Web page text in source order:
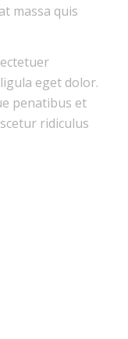
massa quis
eget dolor.
penatibus et
ridiculus